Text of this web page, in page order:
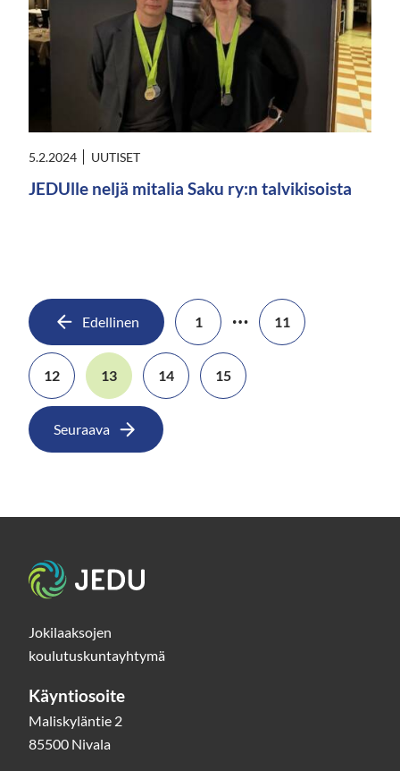
5.2.2024 UUTISET
JEDUlle neljä mitalia Saku ry:n talvikisoista
Edellinen 1 … 11
12 13 14 15
Seuraava
Etusivu
Jokilaaksojen
koulutuskuntayhtymä
Käyntiosoite
Maliskyläntie 2
85500 Nivala